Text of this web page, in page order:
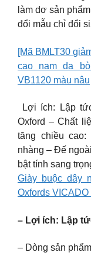
làm dơ sản
đổi mẫu chỉ đổi
[Mã BMLT30
cao nam da
VB1120 màu nâu
Lợi ích: Lập
Oxford – Chất
tăng chiều
nhàng – Đế
bật tính sang
Giày buộc dây
Oxfords
– Lợi ích: Lập
– Dòng sản